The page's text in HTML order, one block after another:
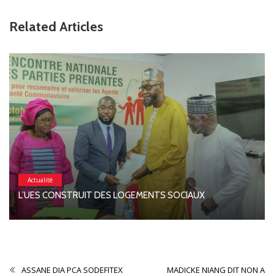
Related Articles
Actualité
L’UES CONSTRUIT DES LOGEMENTS SOCIAUX
ASSANE DIA PCA SODEFITEX
MADICKE NIANG DIT NON A